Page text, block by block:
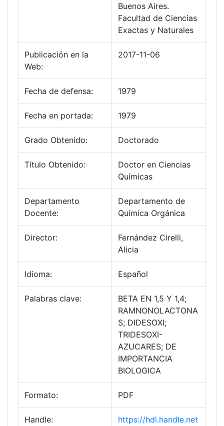
Buenos Aires.
Facultad de Ciencias
Exactas y Naturales
Publicación en la
Web:
2017-11-06
Fecha de defensa: 1979
Fecha en portada: 1979
Grado Obtenido: Doctorado
Título Obtenido:
Doctor en Ciencias
Químicas
Departamento
Docente:
Departamento de
Química Orgánica
Director:
Fernández Cirelli,
Alicia
Idioma: Español
Palabras clave:
BETA EN 1,5 Y 1,4;
RAMNONOLACTONA
S; DIDESOXI;
TRIDESOXI-
AZUCARES; DE
IMPORTANCIA
BIOLOGICA
Formato: PDF
Handle:
https://hdl.handle.net